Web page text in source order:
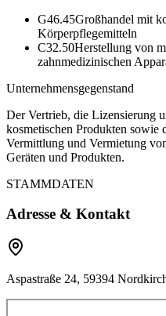
G46.45Großhandel mit
Körperpflegemitteln
C32.50Herstellung von
zahnmedizinischen
Unternehmensgegenstand
Der Vertrieb, die Lizensierung
kosmetischen Produkten sowie
Vermittlung und Vermietung
Geräten und Produkten.
STAMMDATEN
Adresse & Kontakt
Aspastraße 24, 59394